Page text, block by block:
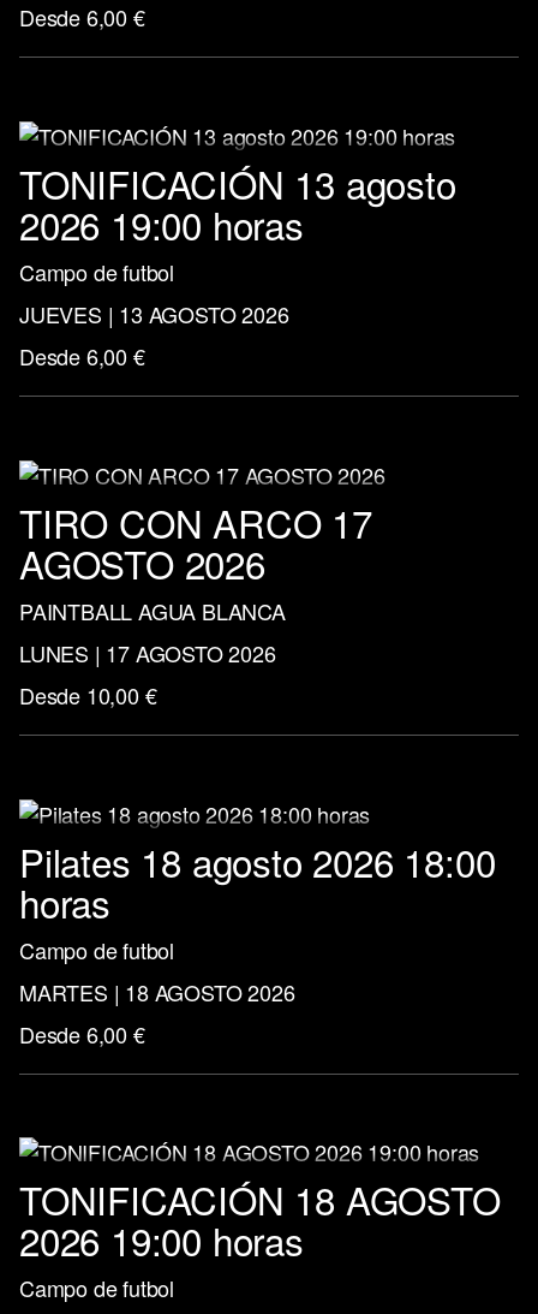
Desde 6,00 €
TONIFICACIÓN 13 agosto
2026 19:00 horas
Campo de futbol
JUEVES | 13 AGOSTO 2026
Desde 6,00 €
TIRO CON ARCO 17
AGOSTO 2026
PAINTBALL AGUA BLANCA
LUNES | 17 AGOSTO 2026
Desde 10,00 €
Pilates 18 agosto 2026 18:00
horas
Campo de futbol
MARTES | 18 AGOSTO 2026
Desde 6,00 €
TONIFICACIÓN 18 AGOSTO
2026 19:00 horas
Campo de futbol